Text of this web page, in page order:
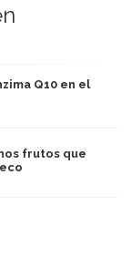
Q10 en el
frutos que